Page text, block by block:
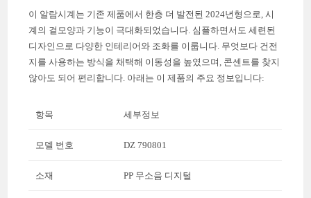
이 알람시계는 기존 제품에서 한층 더 발전된 2024년형으로, 시
계의 겉모양과 기능이 극대화되었습니다. 심플하면서도 세련된
디자인으로 다양한 인테리어와 조화를 이룹니다. 무엇보다 건전
지를 사용하는 방식을 채택해 이동성을 높였으며, 콘센트를 찾지
않아도 되어 편리합니다. 아래는 이 제품의 주요 정보입니다:
항목 세부정보
모델 번호 DZ 790801
소재 PP 무소음 디지털